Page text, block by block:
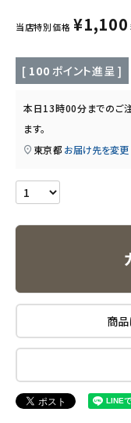
フード・ドリンク
ブランド
オリジナルブランド
ナチュラムーン
アルマウィン
アルモニベルツ
当店特別価格 ¥1,100
[ 100 ポイント進呈 ]
本日13時00分までのご
ます。
東京都 お届け先を変更
商